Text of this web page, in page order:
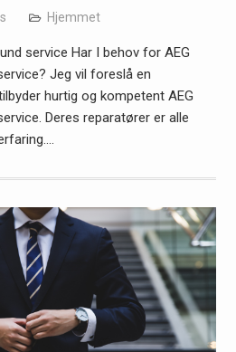
Hjemmet
service Har I behov for AEG
Jeg vil foreslå en
hurtig og kompetent AEG
Deres reparatører er alle